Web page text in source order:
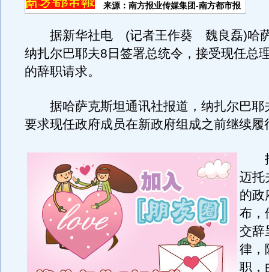
来源：南方报业传媒集团-南方都市报
据新华社电 (记者王作葵 魏良磊)哈萨
纳扎尔巴耶夫8日签署总统令，接受现任总
的辞职请求。
据哈萨克斯坦通讯社报道，纳扎尔巴耶
要求现任政府成员在新政府组成之前继续履
报
迈托
的政
布，
交辞
律，
职，